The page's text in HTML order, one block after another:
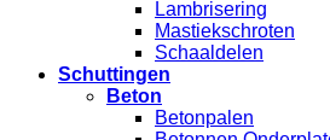
Lambrisering
Mastiekschroten
Schaaldelen
Schuttingen
Beton
Betonpalen